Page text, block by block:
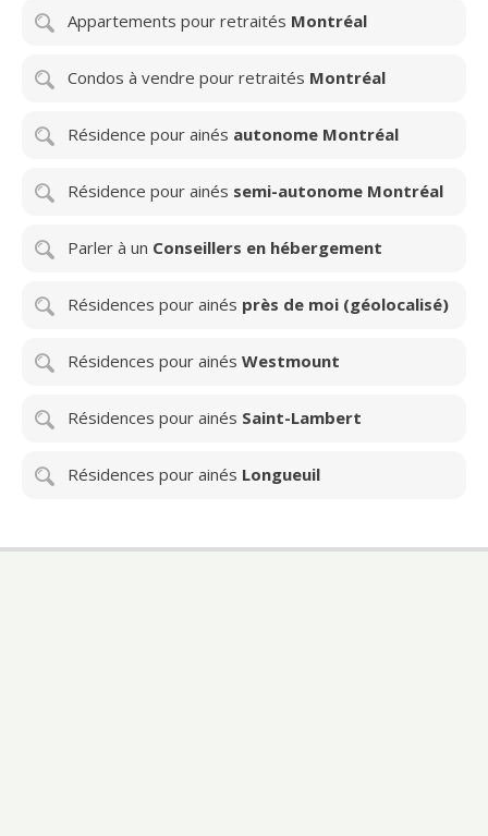
Appartements pour retraités Montréal
Condos à vendre pour retraités Montréal
Résidence pour ainés autonome Montréal
Résidence pour ainés semi-autonome Montréal
Parler à un Conseillers en hébergement
Résidences pour ainés près de moi (géolocalisé)
Résidences pour ainés Westmount
Résidences pour ainés Saint-Lambert
Résidences pour ainés Longueuil